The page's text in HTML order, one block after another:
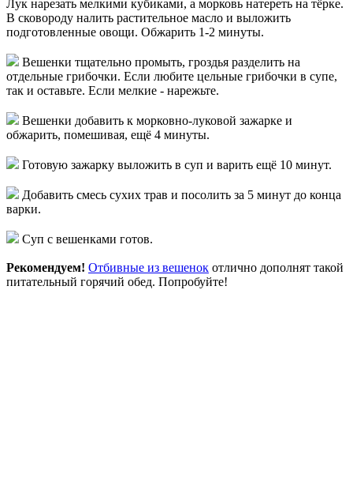
Лук нарезать мелкими кубиками, а морковь натереть на тёрке.
В сковороду налить растительное масло и выложить
подготовленные овощи. Обжарить 1-2 минуты.
Вешенки тщательно промыть, гроздья разделить на
отдельные грибочки. Если любите цельные грибочки в супе,
так и оставьте. Если мелкие - нарежьте.
Вешенки добавить к морковно-луковой зажарке и
обжарить, помешивая, ещё 4 минуты.
Готовую зажарку выложить в суп и варить ещё 10 минут.
Добавить смесь сухих трав и посолить за 5 минут до конца
варки.
Суп с вешенками готов.
Рекомендуем! Отбивные из вешенок отлично дополнят такой
питательный горячий обед. Попробуйте!